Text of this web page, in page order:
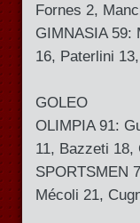
Fornes 2,
GIMNASIA 59:
16, Paterlini
GOLEO
OLIMPIA 91:
11, Bazzeti 18,
SPORTSMEN
Mécoli 21,